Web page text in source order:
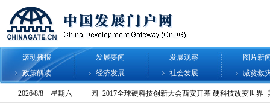
滚动播报 发展要闻 发展观察
图片新
政策解读
经济发展 社会发展 减贫救